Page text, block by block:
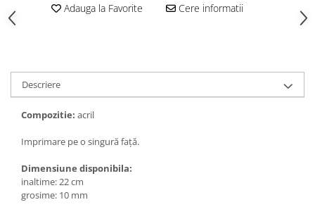
Adauga la Favorite Cere informatii
Descriere
Compozitie: acril
Imprimare pe o singură față.
Dimensiune disponibila:
inaltime: 22 cm
grosime: 10 mm